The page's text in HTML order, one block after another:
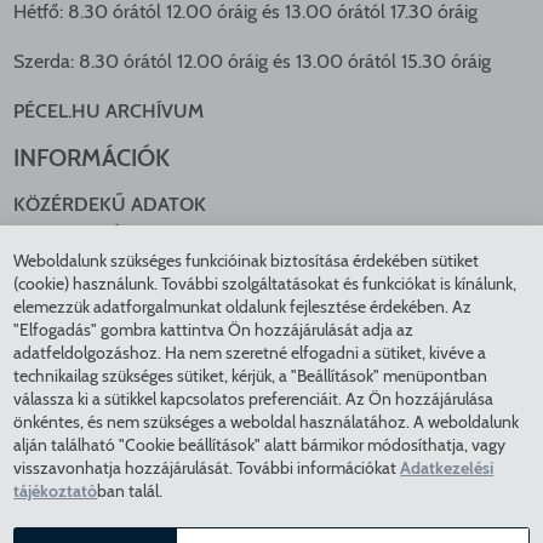
Hétfő: 8.30 órától 12.00 óráig és 13.00 órától 17.30 óráig
Szerda: 8.30 órától 12.00 óráig és 13.00 órától 15.30 óráig
PÉCEL.HU ARCHÍVUM
INFORMÁCIÓK
KÖZÉRDEKŰ ADATOK
KÖZLEKEDÉS
ADATKEZELÉS
ÁTLÁTHATÓ ÖNKORMÁNYZAT
COOKIE BEÁLLÍTÁSOK
INTÉZMÉNYEK
EGÉSZSÉGÜGY
KÖZMŰSZOLGÁLTATÓK
RENDVÉDELEM
VÁROSÜZEMELTETÉS
Weboldalunk szükséges funkcióinak biztosítása érdekében sütiket
(cookie) használunk. További szolgáltatásokat és funkciókat is kínálunk,
elemezzük adatforgalmunkat oldalunk fejlesztése érdekében. Az
"Elfogadás" gombra kattintva Ön hozzájárulását adja az
adatfeldolgozáshoz. Ha nem szeretné elfogadni a sütiket, kivéve a
technikailag szükséges sütiket, kérjük, a "Beállítások" menüpontban
válassza ki a sütikkel kapcsolatos preferenciáit. Az Ön hozzájárulása
önkéntes, és nem szükséges a weboldal használatához. A weboldalunk
alján található "Cookie beállítások" alatt bármikor módosíthatja, vagy
visszavonhatja hozzájárulását. További információkatAdatkezelési
tájékoztatóban talál.